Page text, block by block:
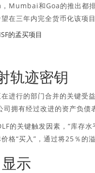
Mumbai和Goa的推出都
在三年内完全货币化该项
的孟买项目
轨迹密钥
进行的部门合并的关键受
拥有经过改进的资产负债
的关键触发因素，“库存
格“买入”，通过将25％的
示